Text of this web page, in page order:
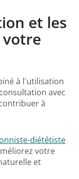
et les
à l'utilisation
avec
à
diététiste
votre
et